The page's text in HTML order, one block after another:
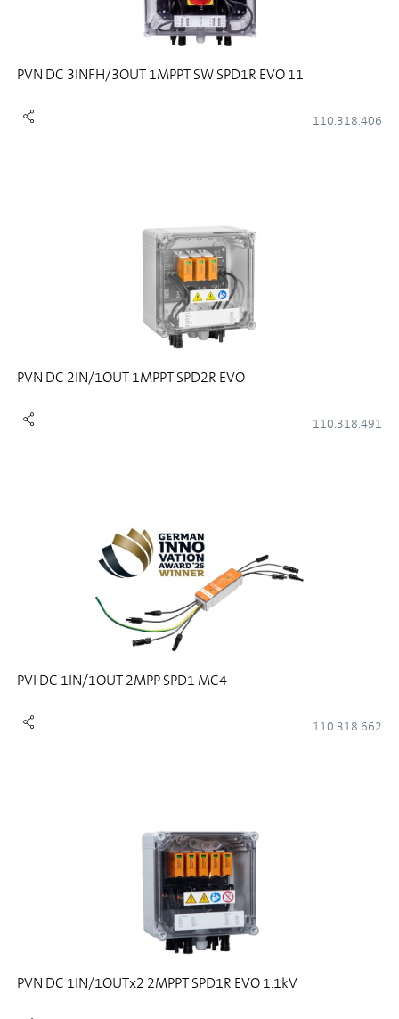
PVN DC 3INFH/3OUT 1MPPT SW SPD1R EVO 11
110.318.406
PVN DC 2IN/1OUT 1MPPT SPD2R EVO
110.318.491
PVI DC 1IN/1OUT 2MPP SPD1 MC4
110.318.662
PVN DC 1IN/1OUTx2 2MPPT SPD1R EVO 1.1kV